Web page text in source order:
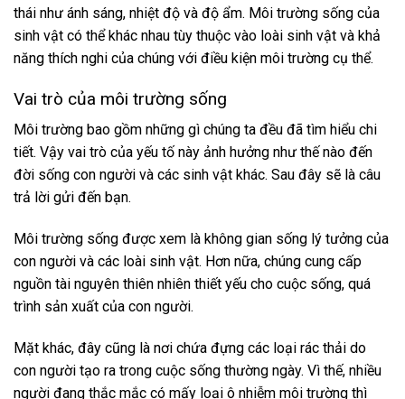
thái như ánh sáng, nhiệt độ và độ ẩm. Môi trường sống của
sinh vật có thể khác nhau tùy thuộc vào loài sinh vật và khả
năng thích nghi của chúng với điều kiện môi trường cụ thể.
Vai trò của môi trường sống
Môi trường bao gồm những gì chúng ta đều đã tìm hiểu chi
tiết. Vậy vai trò của yếu tố này ảnh hưởng như thế nào đến
đời sống con người và các sinh vật khác. Sau đây sẽ là câu
trả lời gửi đến bạn.
Môi trường sống được xem là không gian sống lý tưởng của
con người và các loài sinh vật. Hơn nữa, chúng cung cấp
nguồn tài nguyên thiên nhiên thiết yếu cho cuộc sống, quá
trình sản xuất của con người.
Mặt khác, đây cũng là nơi chứa đựng các loại rác thải do
con người tạo ra trong cuộc sống thường ngày. Vì thế, nhiều
người đang thắc mắc có mấy loại ô nhiễm môi trường thì